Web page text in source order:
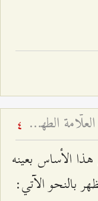
معيار قيمة العمل (۱) - محاضرة العلّامة الطهرانيّ في الأربعين 4
الأساس بعينه
بالنحو الآتي: